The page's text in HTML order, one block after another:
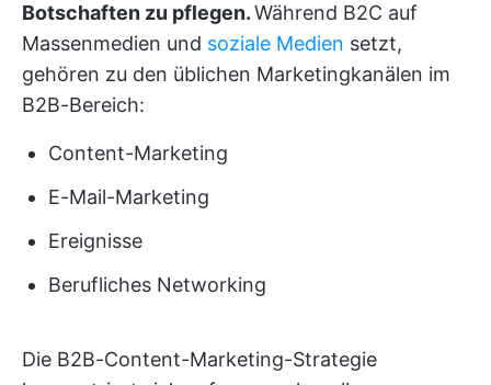
Botschaften zu pflegen.Während B2C auf
Massenmedien und soziale Medien setzt,
gehören zu den üblichen Marketingkanälen im
B2B-Bereich:
Content-Marketing
E-Mail-Marketing
Ereignisse
Berufliches Networking
Die B2B-Content-Marketing-Strategie